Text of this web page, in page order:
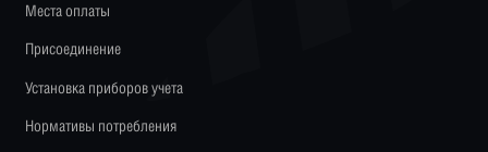
Места оплаты
Присоединение
Установка приборов учета
Нормативы потребления